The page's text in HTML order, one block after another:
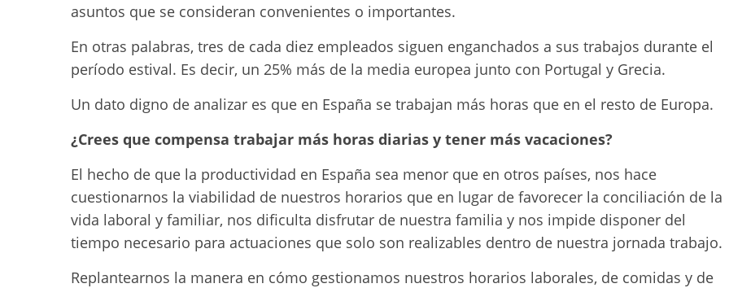
asuntos que se consideran convenientes o importantes.
En otras palabras, tres de cada diez empleados siguen enganchados a sus trabajos durante el
período estival. Es decir, un 25% más de la media europea junto con Portugal y Grecia.
Un dato digno de analizar es que en España se trabajan más horas que en el resto de Europa.
¿Crees que compensa trabajar más horas diarias y tener más vacaciones?
El hecho de que la productividad en España sea menor que en otros países, nos hace
cuestionarnos la viabilidad de nuestros horarios que en lugar de favorecer la conciliación de la
vida laboral y familiar, nos dificulta disfrutar de nuestra familia y nos impide disponer del
tiempo necesario para actuaciones que solo son realizables dentro de nuestra jornada trabajo.
Replantearnos la manera en cómo gestionamos nuestros horarios laborales, de comidas y de